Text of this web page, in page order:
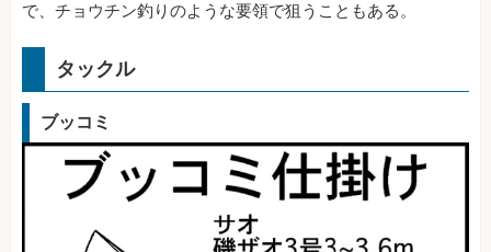
で、チョウチン釣りのような要領で狙うこともある。
タックル
ブッコミ